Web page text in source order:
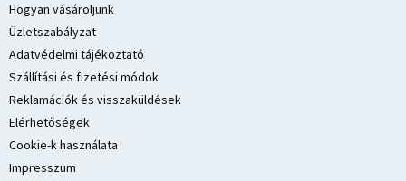
Hogyan vásároljunk
Üzletszabályzat
Adatvédelmi tájékoztató
Szállítási és fizetési módok
Reklamációk és visszaküldések
Elérhetőségek
Cookie-k használata
Impresszum